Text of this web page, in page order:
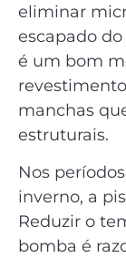
eliminar
escapado
é um bom
manchas
estruturais.
Nos
inverno, a
Reduzir o
bomba é